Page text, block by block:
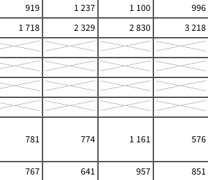
919 1 237 1 100 996
1 718 2 329 2 830 3 218
781 774 1 161 576
767 641 957 851